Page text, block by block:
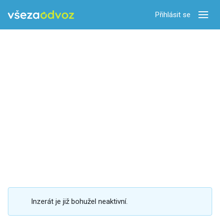
Přihlásit se
Inzerát je již bohužel neaktivní.